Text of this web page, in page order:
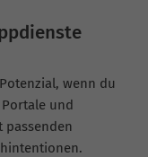
wenn du
und